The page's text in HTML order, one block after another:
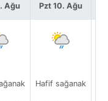
Ağu Pzt 10. Ağu
Hafif sağanak